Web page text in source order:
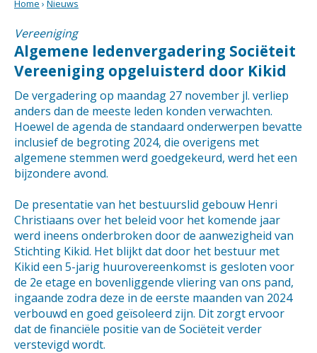
Home › Nieuws
Vereeniging
Algemene ledenvergadering Sociëteit
Vereeniging opgeluisterd door Kikid
De vergadering op maandag 27 november jl. verliep
anders dan de meeste leden konden verwachten.
Hoewel de agenda de standaard onderwerpen bevatte
inclusief de begroting 2024, die overigens met
algemene stemmen werd goedgekeurd, werd het een
bijzondere avond.
De presentatie van het bestuurslid gebouw Henri
Christiaans over het beleid voor het komende jaar
werd ineens onderbroken door de aanwezigheid van
Stichting Kikid. Het blijkt dat door het bestuur met
Kikid een 5-jarig huurovereenkomst is gesloten voor
de 2e etage en bovenliggende vliering van ons pand,
ingaande zodra deze in de eerste maanden van 2024
verbouwd en goed geïsoleerd zijn. Dit zorgt ervoor
dat de financiële positie van de Sociëteit verder
verstevigd wordt.